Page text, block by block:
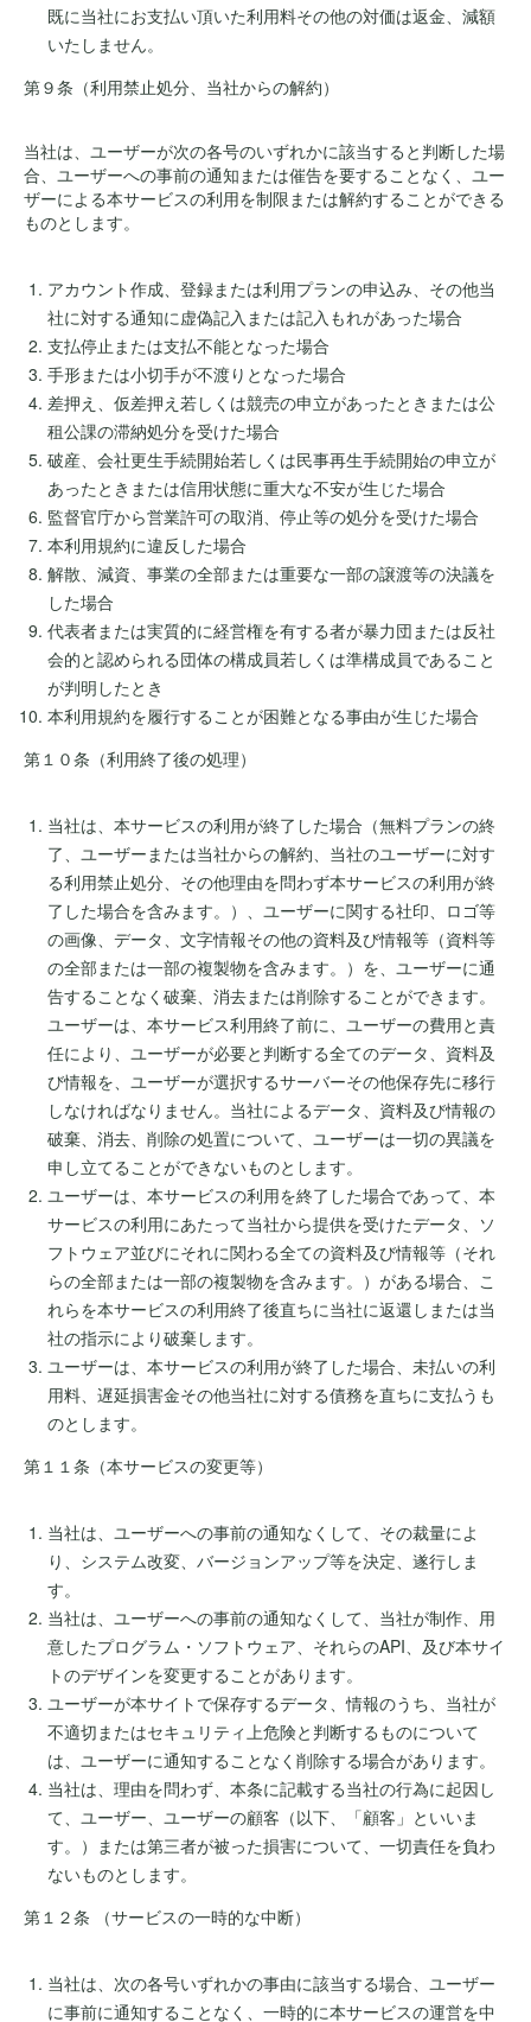
既に当社にお支払い頂いた利用料その他の対価は返金、減額
いたしません。
第９条（利用禁止処分、当社からの解約）
当社は、ユーザーが次の各号のいずれかに該当すると判断した場
合、ユーザーへの事前の通知または催告を要することなく、ユー
ザーによる本サービスの利用を制限または解約することができる
ものとします。
アカウント作成、登録または利用プランの申込み、その他当
社に対する通知に虚偽記入または記入もれがあった場合
支払停止または支払不能となった場合
手形または小切手が不渡りとなった場合
差押え、仮差押え若しくは競売の申立があったときまたは公
租公課の滞納処分を受けた場合
破産、会社更生手続開始若しくは民事再生手続開始の申立が
あったときまたは信用状態に重大な不安が生じた場合
監督官庁から営業許可の取消、停止等の処分を受けた場合
本利用規約に違反した場合
解散、減資、事業の全部または重要な一部の譲渡等の決議を
した場合
代表者または実質的に経営権を有する者が暴力団または反社
会的と認められる団体の構成員若しくは準構成員であること
が判明したとき
本利用規約を履行することが困難となる事由が生じた場合
第１０条（利用終了後の処理）
当社は、本サービスの利用が終了した場合（無料プランの終
了、ユーザーまたは当社からの解約、当社のユーザーに対す
る利用禁止処分、その他理由を問わず本サービスの利用が終
了した場合を含みます。）、ユーザーに関する社印、ロゴ等
の画像、データ、文字情報その他の資料及び情報等（資料等
の全部または一部の複製物を含みます。）を、ユーザーに通
告することなく破棄、消去または削除することができます。
ユーザーは、本サービス利用終了前に、ユーザーの費用と責
任により、ユーザーが必要と判断する全てのデータ、資料及
び情報を、ユーザーが選択するサーバーその他保存先に移行
しなければなりません。当社によるデータ、資料及び情報の
破棄、消去、削除の処置について、ユーザーは一切の異議を
申し立てることができないものとします。
ユーザーは、本サービスの利用を終了した場合であって、本
サービスの利用にあたって当社から提供を受けたデータ、ソ
フトウェア並びにそれに関わる全ての資料及び情報等（それ
らの全部または一部の複製物を含みます。）がある場合、こ
れらを本サービスの利用終了後直ちに当社に返還しまたは当
社の指示により破棄します。
ユーザーは、本サービスの利用が終了した場合、未払いの利
用料、遅延損害金その他当社に対する債務を直ちに支払うも
のとします。
第１１条（本サービスの変更等）
当社は、ユーザーへの事前の通知なくして、その裁量によ
り、システム改変、バージョンアップ等を決定、遂行しま
す。
当社は、ユーザーへの事前の通知なくして、当社が制作、用
意したプログラム・ソフトウェア、それらのAPI、及び本サイ
トのデザインを変更することがあります。
ユーザーが本サイトで保存するデータ、情報のうち、当社が
不適切またはセキュリティ上危険と判断するものについて
は、ユーザーに通知することなく削除する場合があります。
当社は、理由を問わず、本条に記載する当社の行為に起因し
て、ユーザー、ユーザーの顧客（以下、「顧客」といいま
す。）または第三者が被った損害について、一切責任を負わ
ないものとします。
第１２条 （サービスの一時的な中断）
当社は、次の各号いずれかの事由に該当する場合、ユーザー
に事前に通知することなく、一時的に本サービスの運営を中